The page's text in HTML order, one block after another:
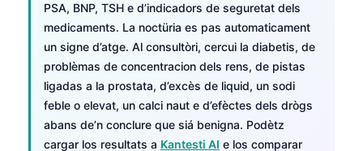
PSA, BNP, TSH e d’indicadors de seguretat dels
medicaments. La noctüria es pas automaticament
un signe d’atge. Al consultòri, cercui la diabetis, de
problèmas de concentracion dels rens, de pistas
ligadas a la prostata, d’excès de liquid, un sodi
feble o elevat, un calci naut e d’efèctes dels drògs
abans de’n conclure que siá benigna. Podètz
cargar los resultats a Kantesti AI e los comparar